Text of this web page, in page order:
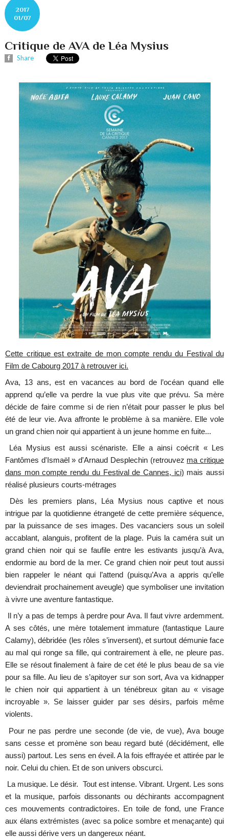
2017
01/07
Critique de AVA de Léa Mysius
Share
Cette critique est extraite de mon compte rendu du Festival du
Film de Cabourg 2017 à retrouver ici.
Ava, 13 ans, est en vacances au bord de l’océan quand elle
apprend qu’elle va perdre la vue plus vite que prévu. Sa mère
décide de faire comme si de rien n’était pour passer le plus bel
été de leur vie. Ava affronte le problème à sa manière. Elle vole
un grand chien noir qui appartient à un jeune homme en fuite...
Léa Mysius est aussi scénariste. Elle a ainsi coécrit « Les
Fantômes d'Ismaël » d'Arnaud Desplechin (retrouvez ma critique
dans mon compte rendu du Festival de Cannes, ici) mais aussi
réalisé plusieurs courts-métrages
Dès les premiers plans, Léa Mysius nous captive et nous
intrigue par la quotidienne étrangeté de cette première séquence,
par la puissance de ses images. Des vacanciers sous un soleil
accablant, alanguis, profitent de la plage. Puis la caméra suit un
grand chien noir qui se faufile entre les estivants jusqu’à Ava,
endormie au bord de la mer. Ce grand chien noir peut tout aussi
bien rappeler le néant qui l’attend (puisqu’Ava a appris qu’elle
deviendrait prochainement aveugle) que symboliser une invitation
à vivre une aventure fantastique.
Il n’y a pas de temps à perdre pour Ava. Il faut vivre ardemment.
A ses côtés, une mère totalement immature (fantastique Laure
Calamy), débridée (les rôles s’inversent), et surtout démunie face
au mal qui ronge sa fille, qui contrairement à elle, ne pleure pas.
Elle se résout finalement à faire de cet été le plus beau de sa vie
pour sa fille. Au lieu de s’apitoyer sur son sort, Ava va kidnapper
le chien noir qui appartient à un ténébreux gitan au « visage
incroyable ». Se laisser guider par ses désirs, parfois même
violents.
Pour ne pas perdre une seconde (de vie, de vue), Ava bouge
sans cesse et promène son beau regard buté (décidément, elle
aussi) partout. Les sens en éveil. A la fois effrayée et attirée par le
noir. Celui du chien. Et de son univers obscurci.
La musique. Le désir. Tout est intense. Vibrant. Urgent. Les sons
et la musique, parfois dissonants ou déchirants accompagnent
ces mouvements contradictoires. En toile de fond, une France
aux élans extrémistes (avec sa police sombre et menaçante) qui
elle aussi dérive vers un dangereux néant.